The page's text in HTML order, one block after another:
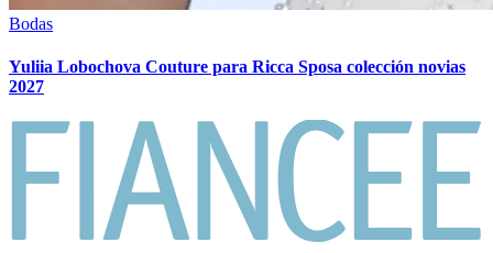
Bodas
Yuliia Lobochova Couture para Ricca Sposa colección novias
2027